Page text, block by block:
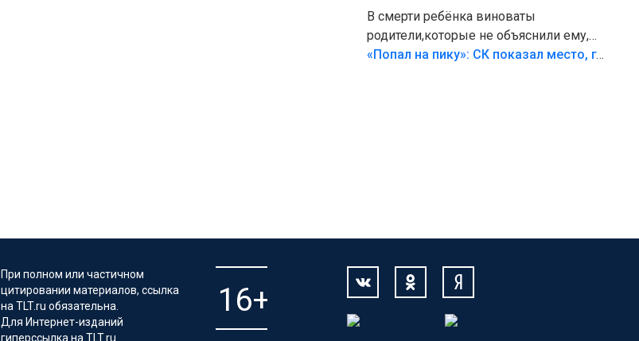
В смерти ребёнка виноваты
родители,которые не объяснили ему,
что такое хорошо и что такое плохо!
«Попал на пику»: СК показал место, где был смертельно травмирован ребенок в Тольятти
При полном или частичном
цитировании материалов, ссылка
на TLT.ru обязательна.
Для Интернет-изданий
гиперссылка на TLT.ru